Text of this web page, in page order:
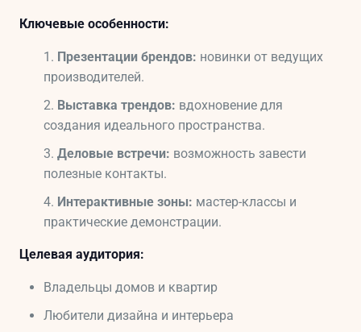
Ключевые особенности:
Презентации брендов: новинки от ведущих
производителей.
Выставка трендов: вдохновение для
создания идеального пространства.
Деловые встречи: возможность завести
полезные контакты.
Интерактивные зоны: мастер-классы и
практические демонстрации.
Целевая аудитория:
Владельцы домов и квартир
Любители дизайна и интерьера